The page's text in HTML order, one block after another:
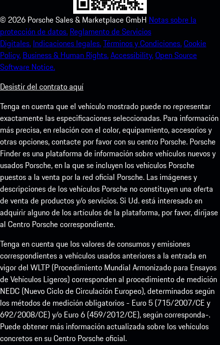
© 2026 Porsche Sales & Marketplace GmbH Notas sobre la
protección de datos. Reglamento de Servicios
Digitales. Indicaciones legales.Términos y Condiciones.Cookie
Policy. Business & Human Rights.Accessibility.Open Source
Software Notice.
Desistir del contrato aquí
Tenga en cuenta que el vehículo mostrado puede no representar
exactamente las especificaciones seleccionadas. Para información
más precisa, en relación con el color, equipamiento, accesorios y
otras opciones, contacte por favor con su centro Porsche. Porsche
Finder es una plataforma de información sobre vehículos nuevos y
usados Porsche, en la que se incluyen los vehículos Porsche
puestos a la venta por la red oficial Porsche. Las imágenes y
descripciones de los vehículos Porsche no constituyen una oferta
de venta de productos y/o servicios. Si Ud. está interesado en
adquirir alguno de los artículos de la plataforma, por favor, diríjase
al Centro Porsche correspondiente.
Tenga en cuenta que los valores de consumos y emisiones
correspondientes a vehículos usados anteriores a la entrada en
vigor del WLTP (Procedimiento Mundial Armonizado para Ensayos
de Vehículos Ligeros) corresponden al procedimiento de medición
NEDC (Nuevo Ciclo de Circulación Europeo), determinados según
los métodos de medición obligatorios - Euro 5 (715/2007/CE y
692/2008/CE) y/o Euro 6 (459/2012/CE), según corresponda-.
Puede obtener más información actualizada sobre los vehículos
concretos en su Centro Porsche oficial.